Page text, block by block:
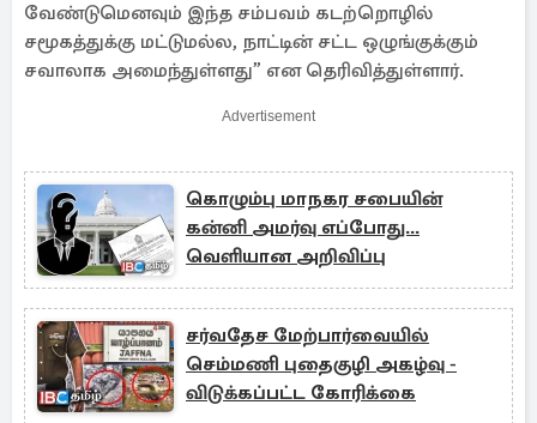
வேண்டுமெனவும் இந்த சம்பவம் கடற்றொழில்
சமூகத்துக்கு மட்டுமல்ல, நாட்டின் சட்ட ஒழுங்குக்கும்
சவாலாக அமைந்துள்ளது” என தெரிவித்துள்ளார்.
Advertisement
கொழும்பு மாநகர சபையின்
கன்னி அமர்வு எப்போது...
வெளியான அறிவிப்பு
சர்வதேச மேற்பார்வையில்
செம்மணி புதைகுழி அகழ்வு -
விடுக்கப்பட்ட கோரிக்கை